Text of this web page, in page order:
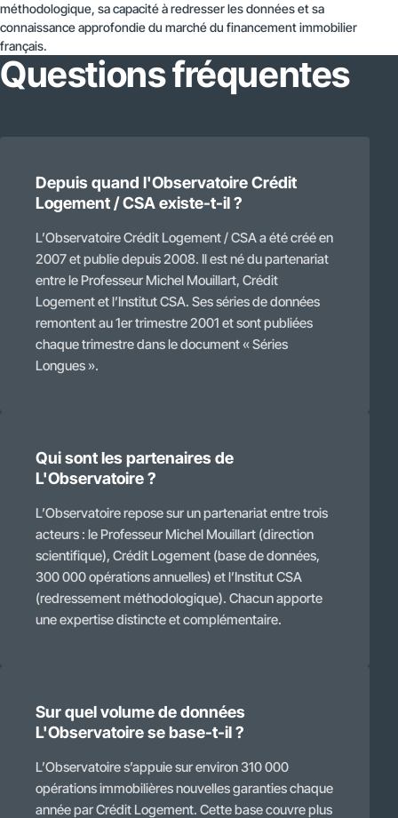
méthodologique, sa capacité à redresser les données et sa
connaissance approfondie du marché du financement immobilier
français.
Questions fréquentes
Depuis quand l'Observatoire Crédit
Logement / CSA existe-t-il ?
L’Observatoire Crédit Logement / CSA a été créé en
2007 et publie depuis 2008. Il est né du partenariat
entre le Professeur Michel Mouillart, Crédit
Logement et l’Institut CSA. Ses séries de données
remontent au 1er trimestre 2001 et sont publiées
chaque trimestre dans le document « Séries
Longues ».
Qui sont les partenaires de
L'Observatoire ?
L’Observatoire repose sur un partenariat entre trois
acteurs : le Professeur Michel Mouillart (direction
scientifique), Crédit Logement (base de données,
300 000 opérations annuelles) et l’Institut CSA
(redressement méthodologique). Chacun apporte
une expertise distincte et complémentaire.
Sur quel volume de données
L'Observatoire se base-t-il ?
L’Observatoire s’appuie sur environ 310 000
opérations immobilières nouvelles garanties chaque
année par Crédit Logement. Cette base couvre plus